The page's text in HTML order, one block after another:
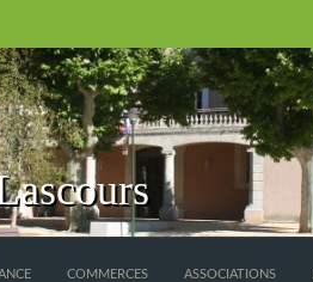
COMMERCES ASSOCIATIONS